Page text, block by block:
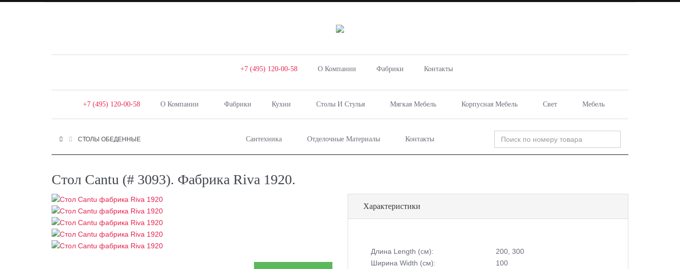
+7 (495) 120-00-58 О Компании Фабрики Контакты
+7 (495) 120-00-58 О Компании Фабрики Кухни Столы И Стулья Мягкая Мебель Корпусная Мебель Свет Мебель
Сантехника Отделочные Материалы Контакты
СТОЛЫ ОБЕДЕННЫЕ
Стол Cantu (# 3093). Фабрика Riva 1920.
Характеристики
Длина Length (см):
200, 300
Ширина Width (см):
100